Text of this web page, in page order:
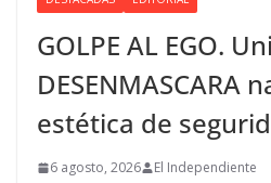
GOLPE AL EGO.
DESENMASCARA
estética de
6 agosto, 2026 El Independiente